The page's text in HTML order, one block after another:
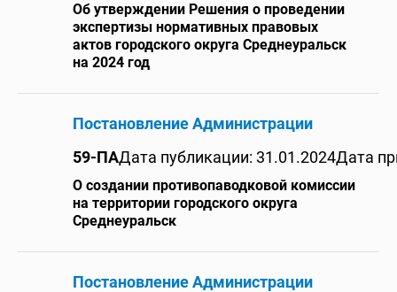
Об утверждении Решения о проведении
экспертизы нормативных правовых
актов городского округа Среднеуральск
на 2024 год
Постановление Администрации
59-ПАДата публикации: 31.01.2024Дата
О создании противопаводковой комиссии
на территории городского округа
Среднеуральск
Постановление Администрации